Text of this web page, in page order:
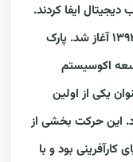
ایفا کردند.
در ایران، شکل‌گیری شتابدهنده‌ها از سال ۱۳۹۳ آغاز شد. پارک
اکوسیستم
یکی از اولین
این حرکت بخشی از
کارآفرینی بود و با